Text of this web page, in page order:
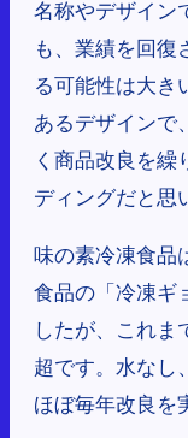
名称やデザイン
も、業績を回復
る可能性は大
あるデザインで
く商品改良を
ディングだと思
味の素冷凍食品
食品の「冷凍ギ
したが、これま
超です。水なし
ほぼ毎年改良を